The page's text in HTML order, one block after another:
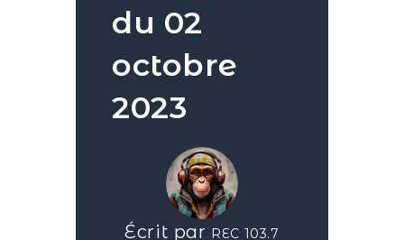
du 02
octobre
2023
Écrit par REC 103.7